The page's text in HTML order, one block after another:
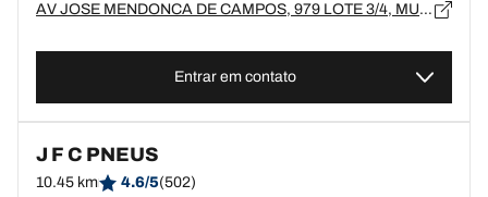
AV JOSE MENDONCA DE CAMPOS, 979 LOTE 3/4, MUTONDO, Rio de Janeiro, SÃO GONÇALO - 24450-265
Entrar em contato
J F C PNEUS
10.45 km 4.6/5(502)